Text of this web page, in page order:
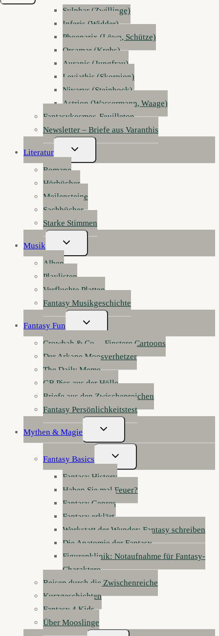
Sylphar (Zwillinge)
Inferis (Widder)
Phoenarix (Löwe, Schütze)
Orsamar (Krebs)
Aurapis (Jungfrau)
Leviathis (Skorpion)
Nivarys (Steinbock)
Astrion (Wassermann, Waage)
Fantasykosmos-Feuilleton
Newsletter – Briefe aus Varanthis
Literatur
Untermenü
Umschalten
Romane
Hörbücher
Meilensteine
Sachbücher
Starke Stimmen
Musik
Untermenü
Umschalten
Alben
Playlisten
Verfluchte Platten
Fantasy Musikgeschichte
Fantasy Fun
Untermenü
Umschalten
Crowbah & Co. – Finstere Cartoons
Der Arkane Moosverhetzer
The Daily Meme
GB Pics aus der Hölle
Briefe aus den Zwischenreichen
Fantasy Persönlichkeitstest
Mythen & Magie
Untermenü
Umschalten
Fantasy Basics
Untermenü
Umschalten
Fantasy History
Haben Sie mal Feuer?
Fantasy Genres
Fantasy erklärt
Werkstatt der Wunder: Fantasy schreiben
Die Anatomie der Fantasy
Figurenklinik: Notaufnahme für Fantasy-
Charaktere
Reisen durch die Zwischenreiche
Kurzgeschichten
Fantasy 4 Kids
Über Mooslinge